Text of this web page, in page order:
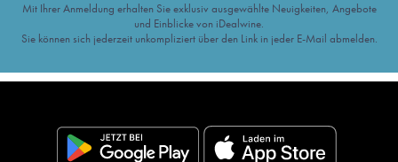
Mit Ihrer Anmeldung erhalten Sie exklusiv ausgewählte Neuigkeiten, Angebote
und Einblicke von iDealwine.
Sie können sich jederzeit unkompliziert über den Link in jeder E-Mail abmelden.